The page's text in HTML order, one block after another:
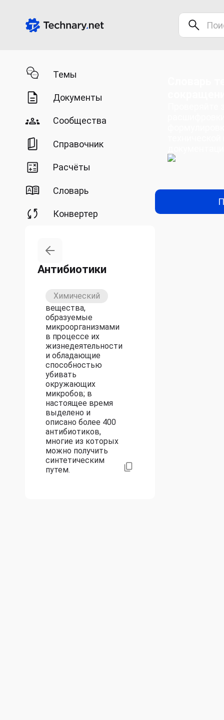
Темы
Документы
Сообщества
Справочник
Расчёты
Словарь
Конвертер
Антибиотики
Химический
вещества,
образуемые
микроорганизмами
в процессе их
жизнедеятельности
и обладающие
способностью
убивать
окружающих
микробов; в
настоящее время
выделено и
описано более 400
антибиотиков,
многие из которых
можно получить
синтетическим
путем.